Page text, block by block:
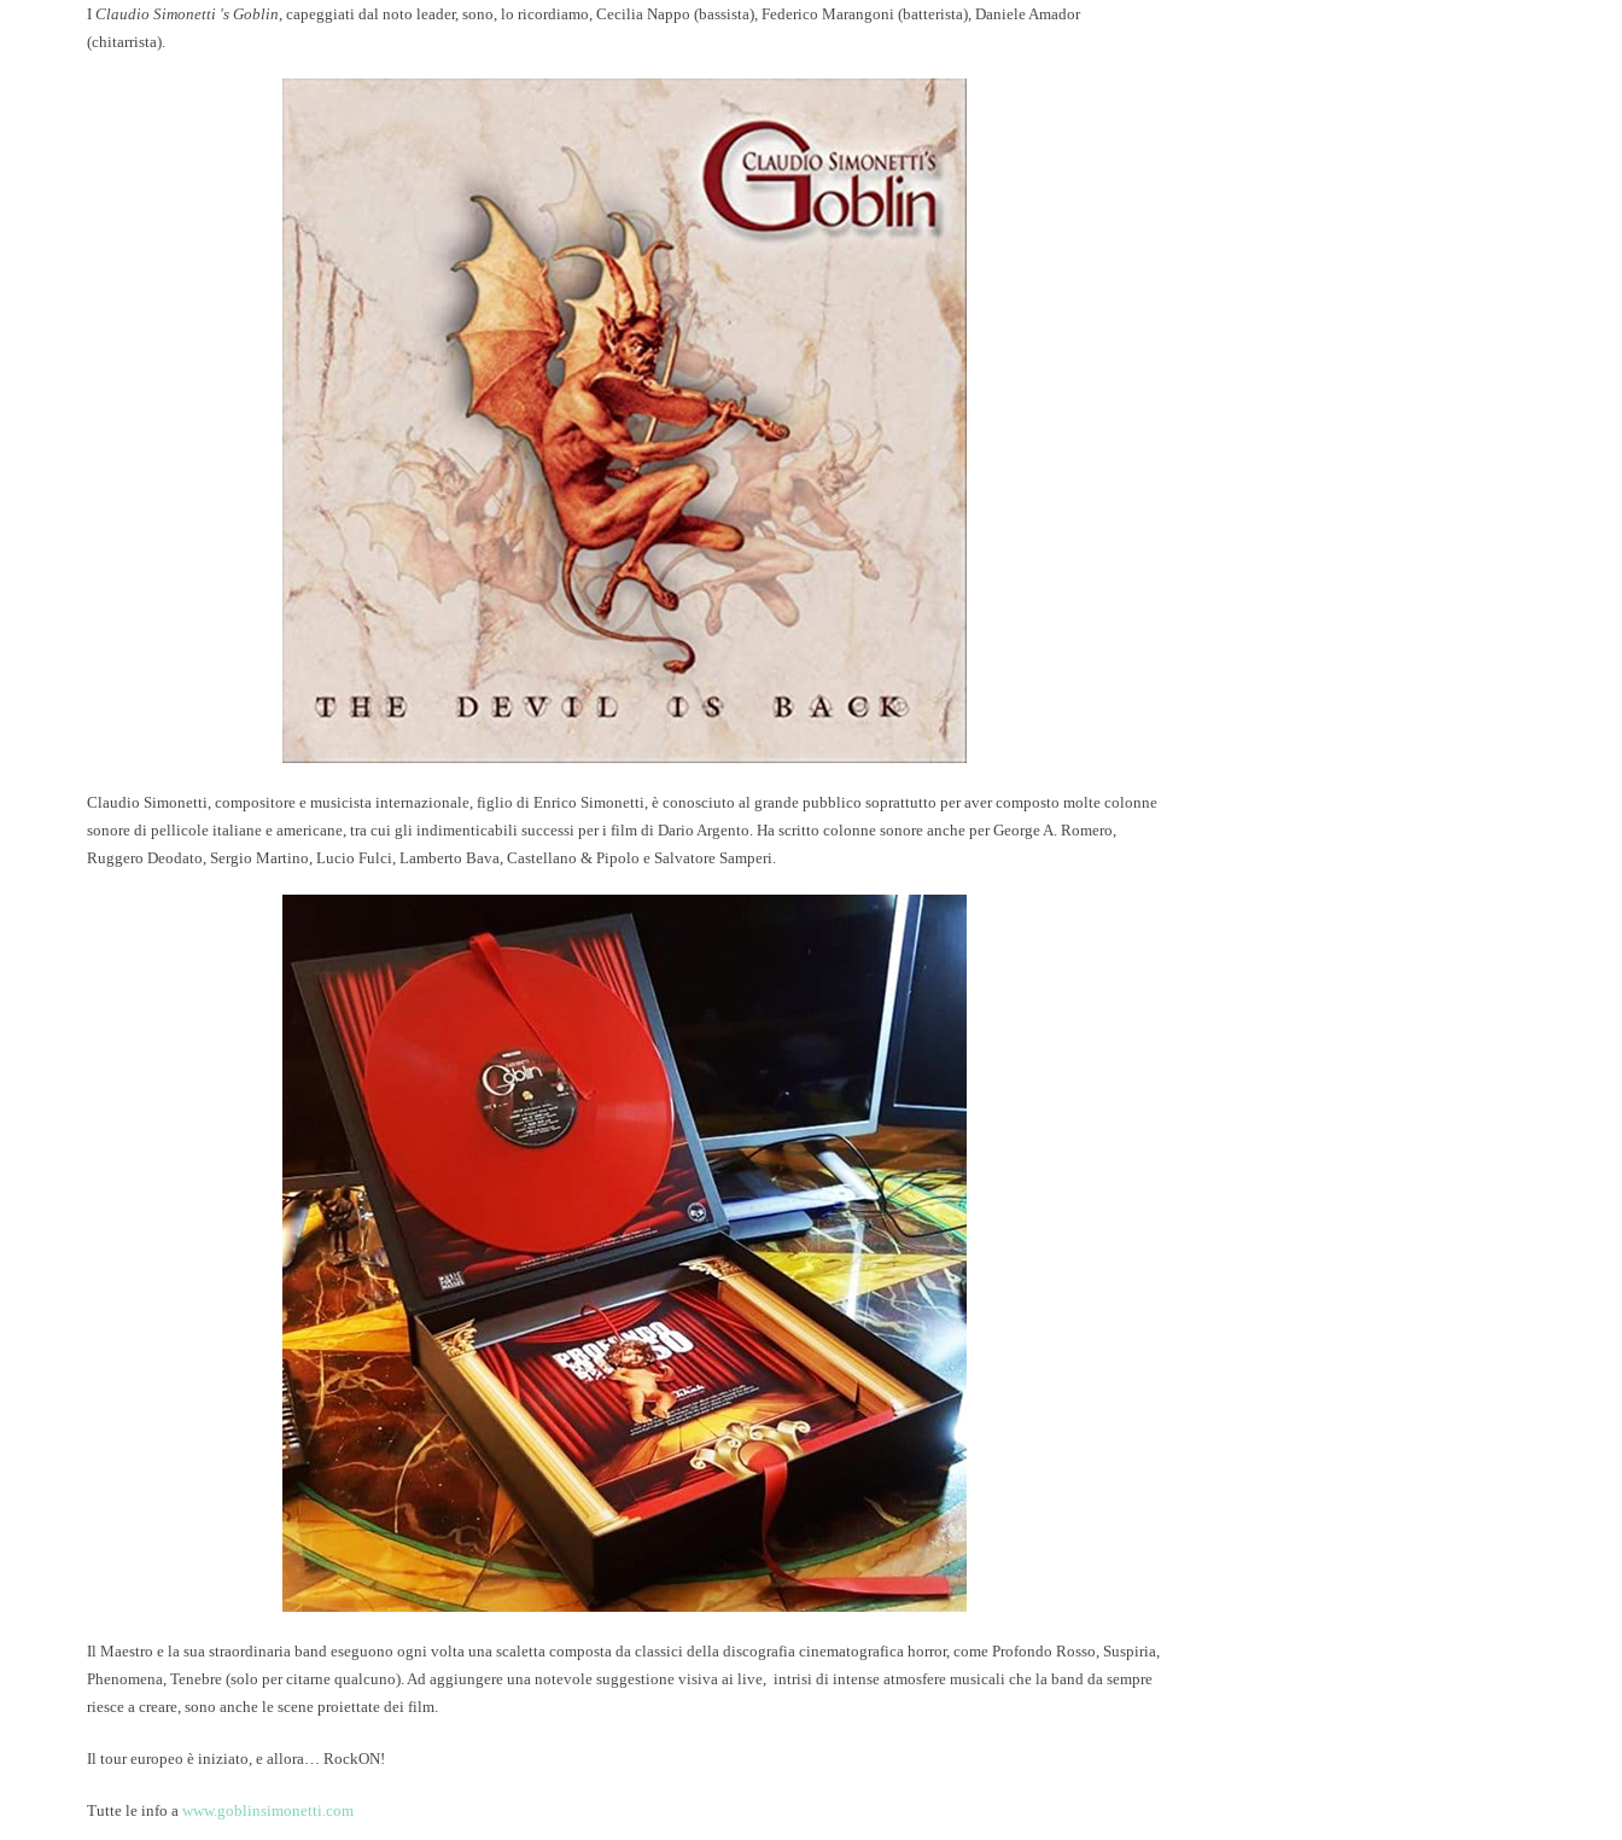
I Claudio Simonetti 's Goblin, capeggiati dal noto leader, sono, lo ricordiamo, Cecilia Nappo (bassista), Federico Marangoni (batterista), Daniele Amador
(chitarrista).
Claudio Simonetti, compositore e musicista internazionale, figlio di Enrico Simonetti, è conosciuto al grande pubblico soprattutto per aver composto molte colonne
sonore di pellicole italiane e americane, tra cui gli indimenticabili successi per i film di Dario Argento. Ha scritto colonne sonore anche per George A. Romero,
Ruggero Deodato, Sergio Martino, Lucio Fulci, Lamberto Bava, Castellano & Pipolo e Salvatore Samperi.
Il Maestro e la sua straordinaria band eseguono ogni volta una scaletta composta da classici della discografia cinematografica horror, come Profondo Rosso, Suspiria,
Phenomena, Tenebre (solo per citarne qualcuno). Ad aggiungere una notevole suggestione visiva ai live, intrisi di intense atmosfere musicali che la band da sempre
riesce a creare, sono anche le scene proiettate dei film.
Il tour europeo è iniziato, e allora… RockON!
Tutte le info a www.goblinsimonetti.com